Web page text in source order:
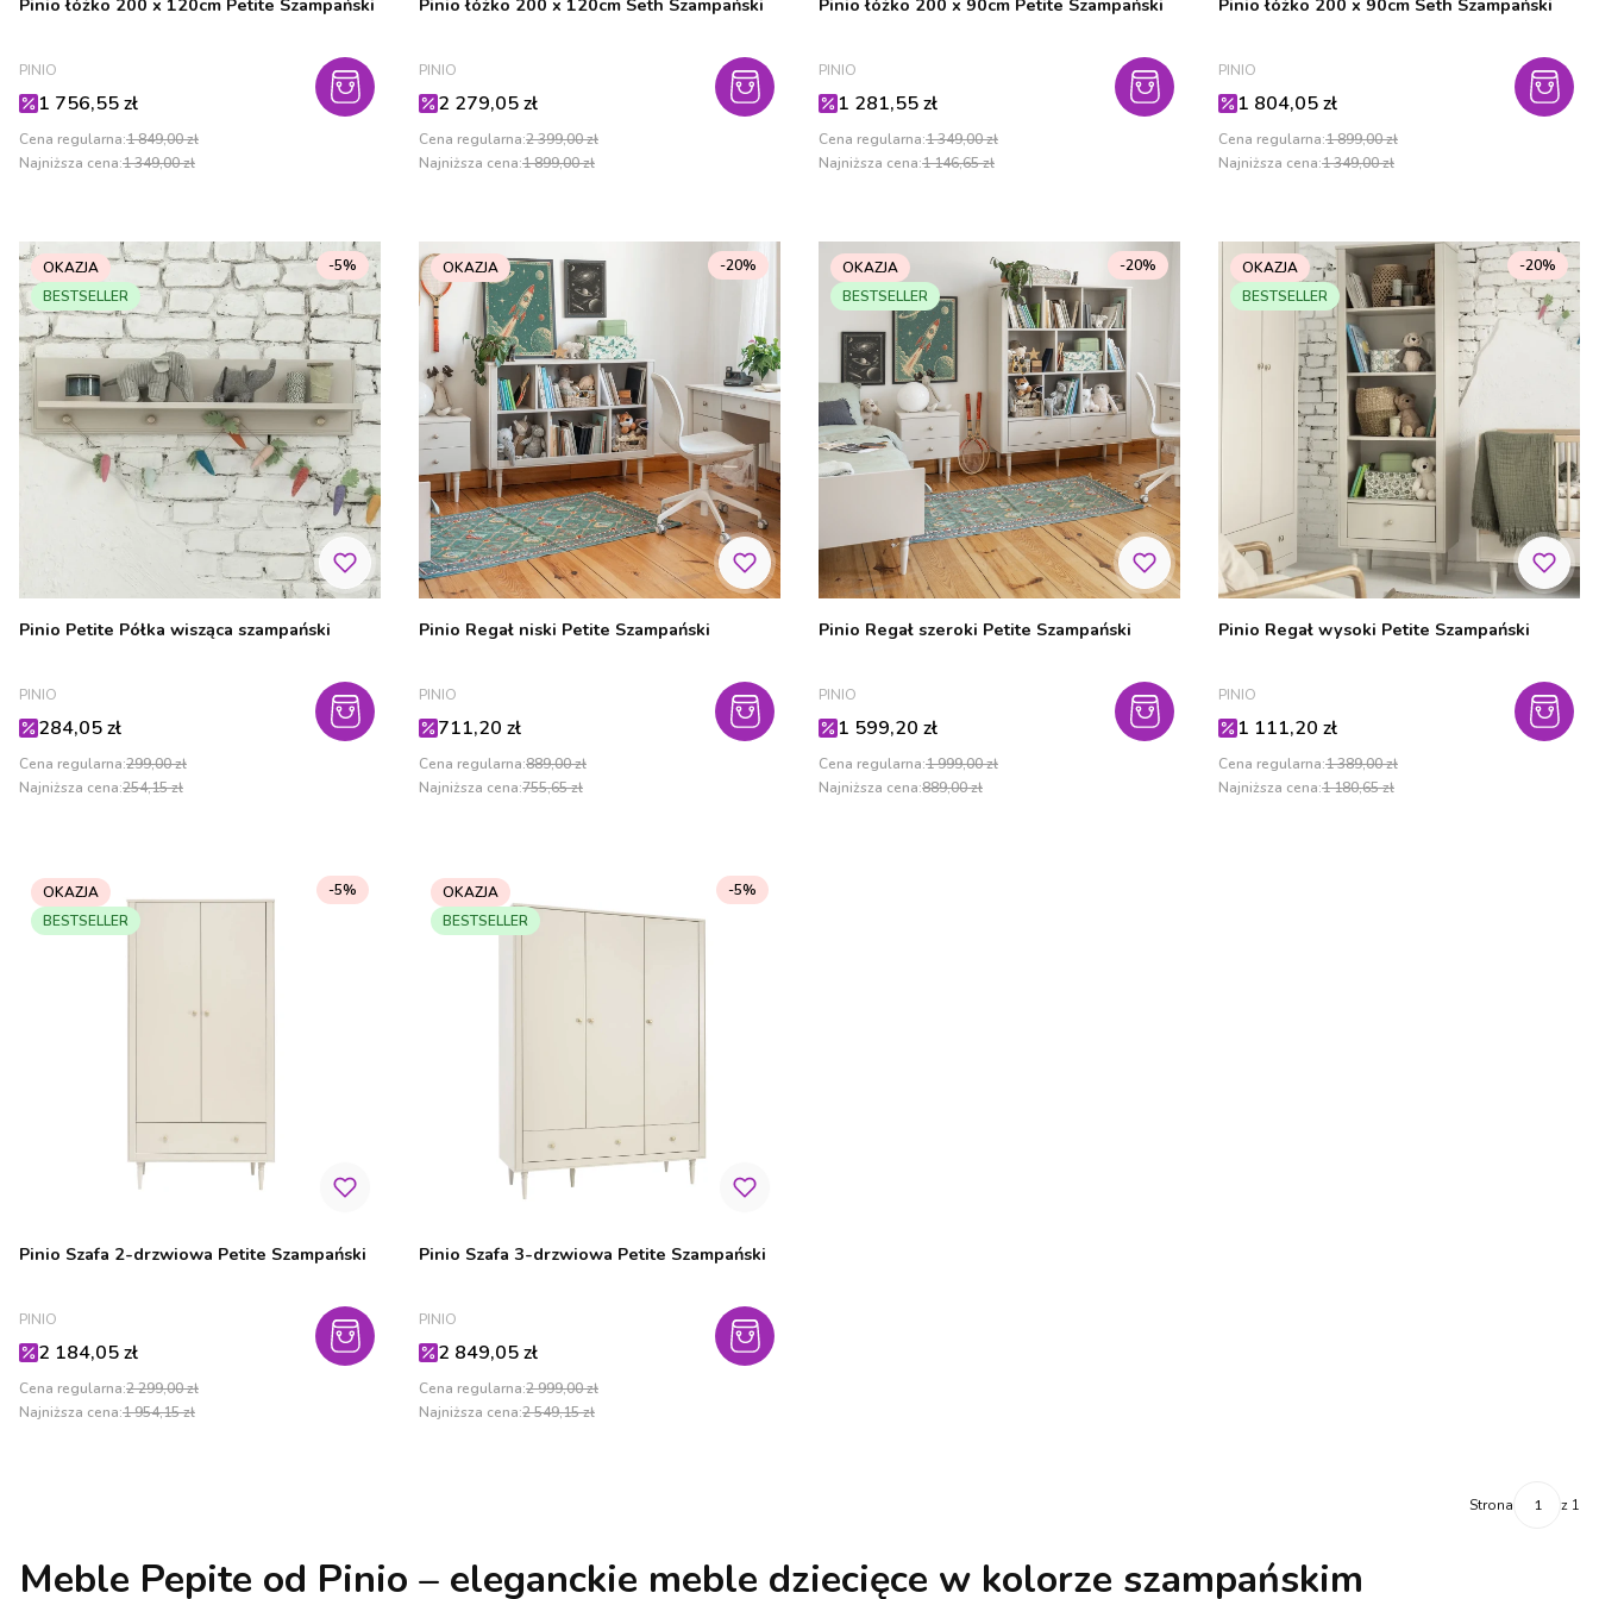
PRODUCENT
PINIO
Cena promocyjna
1 756,55 zł
Cena regularna:1 849,00 zł
Najniższa cena:1 349,00 zł
PRODUCENT
PINIO
Cena promocyjna
2 279,05 zł
Cena regularna:2 399,00 zł
Najniższa cena:1 899,00 zł
PRODUCENT
PINIO
Cena promocyjna
1 281,55 zł
Cena regularna:1 349,00 zł
Najniższa cena:1 146,65 zł
PRODUCENT
PINIO
Cena promocyjna
1 804,05 zł
Cena regularna:1 899,00 zł
Najniższa cena:1 349,00 zł
OKAZJA
BESTSELLER
Pinio Petite Półka wisząca szampański
PRODUCENT
PINIO
Cena promocyjna
284,05 zł
Cena regularna:299,00 zł
-5%
Najniższa cena:254,15 zł
OKAZJA
Pinio Regał niski Petite Szampański
PRODUCENT
PINIO
Cena promocyjna
711,20 zł
Cena regularna:889,00 zł
-20%
Najniższa cena:755,65 zł
OKAZJA
BESTSELLER
Pinio Regał szeroki Petite Szampański
PRODUCENT
PINIO
Cena promocyjna
1 599,20 zł
Cena regularna:1 999,00 zł
-20%
Najniższa cena:889,00 zł
OKAZJA
BESTSELLER
Pinio Regał wysoki Petite Szampański
PRODUCENT
PINIO
Cena promocyjna
1 111,20 zł
Cena regularna:1 389,00 zł
-20%
Najniższa cena:1 180,65 zł
OKAZJA
BESTSELLER
Pinio Szafa 2-drzwiowa Petite Szampański
PRODUCENT
PINIO
Cena promocyjna
2 184,05 zł
Cena regularna:2 299,00 zł
-5%
Najniższa cena:1 954,15 zł
OKAZJA
BESTSELLER
Pinio Szafa 3-drzwiowa Petite Szampański
PRODUCENT
PINIO
Cena promocyjna
2 849,05 zł
Cena regularna:2 999,00 zł
-5%
Najniższa cena:2 549,15 zł
Strona z 1
Meble Pepite od Pinio – eleganckie meble dziecięce w kolorze szampańskim